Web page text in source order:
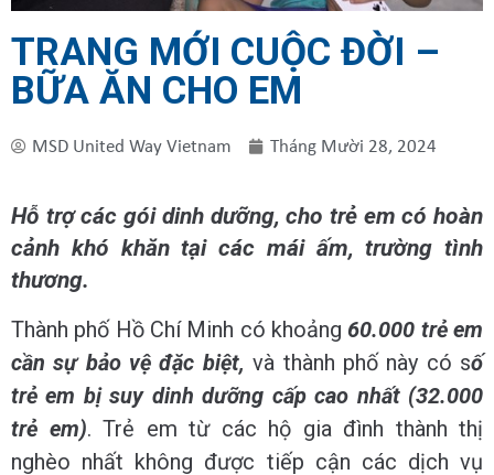
TRANG MỚI CUỘC ĐỜI –
BỮA ĂN CHO EM
MSD United Way Vietnam Tháng Mười 28, 2024
Hỗ trợ các gói dinh dưỡng, cho trẻ em có hoàn
cảnh khó khăn tại các mái ấm, trường tình
thương.
Thành phố Hồ Chí Minh có khoảng 60.000 trẻ em
cần sự bảo vệ đặc biệt, và thành phố này có số
trẻ em bị suy dinh dưỡng cấp cao nhất (32.000
trẻ em). Trẻ em từ các hộ gia đình thành thị
nghèo nhất không được tiếp cận các dịch vụ